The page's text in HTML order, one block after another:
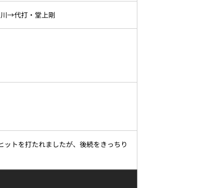
→代打・堂上剛
トを打たれましたが、後続をきっちり